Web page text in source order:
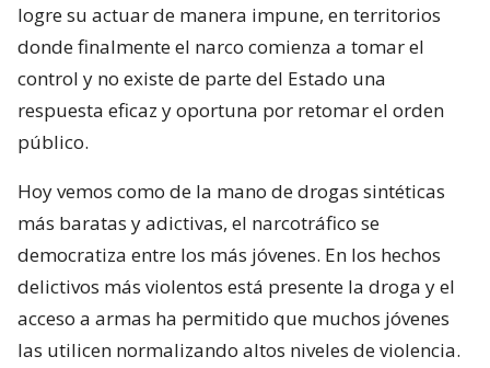
logre su actuar de manera impune, en territorios
donde finalmente el narco comienza a tomar el
control y no existe de parte del Estado una
respuesta eficaz y oportuna por retomar el orden
público.
Hoy vemos como de la mano de drogas sintéticas
más baratas y adictivas, el narcotráfico se
democratiza entre los más jóvenes. En los hechos
delictivos más violentos está presente la droga y el
acceso a armas ha permitido que muchos jóvenes
las utilicen normalizando altos niveles de violencia.